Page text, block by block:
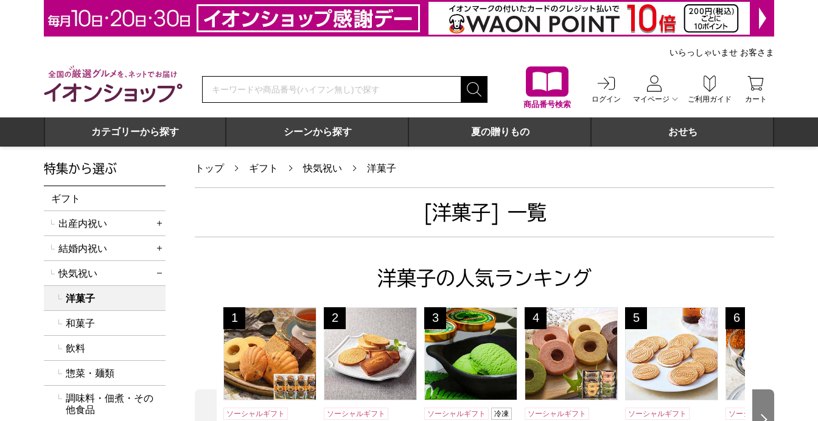
全国の厳選グルメを、ネットでお届け イオンショップ
商品番号検索
ログイン マイページ ご利用ガイド カート
いらっしゃいませ お客さま
カテゴリーから探す シーンから探す 夏の贈りもの おせち
トップ ギフト 快気祝い 洋菓子
[洋菓子] 一覧
洋菓子の人気ランキング
神戸スイーツポート 港の風に吹かれて【年間ギフト】[KM20]
1
位
ソーシャルギフト
はちみつフィナンシェ・メープルラスク【年間ギフト】
2
位
ソーシャルギフト
京都宇治 茶游堂 宇治抹茶プレミアムアイス「濃茶」 8個入り【年間ギフト】
3
位
ソーシャルギフト 冷凍
神戸スイーツポート KOBE彩BAUM【年間ギフト】[BKI-12]
4
位
ソーシャルギフト
東京風月堂 ゴーフレット 36枚入[GF15]【
5
位
ソーシャルギフト
ホテルニューオー
6
位
ソーシャルギフト
特集から選ぶ
ギフト
出産内祝い
詳細を開く
結婚内祝い
詳細を開く
快気祝い
洋菓子
和菓子
飲料
惣菜・麺類
調味料・佃煮・その
他食品